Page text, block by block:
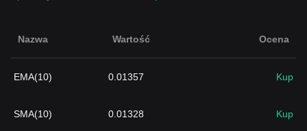
Nazwa Wartość Ocena
EMA(10) 0.01357 Kup
SMA(10) 0.01328 Kup